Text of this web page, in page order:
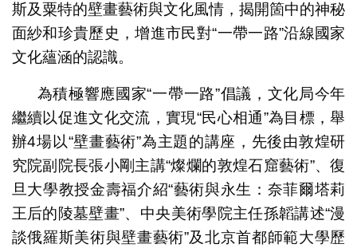
斯及粟特的壁畫藝術與文化風情，揭開箇中的神秘
面紗和珍貴歷史，增進市民對“一帶一路”沿線國家
文化蘊涵的認識。
為積極響應國家“一帶一路”倡議，文化局今年
繼續以促進文化交流，實現“民心相通”為目標，舉
辦4場以“壁畫藝術”為主題的講座，先後由敦煌研
究院副院長張小剛主講“燦爛的敦煌石窟藝術”、復
旦大學教授金壽福介紹“藝術與永生：奈菲爾塔莉
王后的陵墓壁畫”、中央美術學院主任孫韜講述“漫
談俄羅斯美術與壁畫藝術”及北京首都師範大學歷